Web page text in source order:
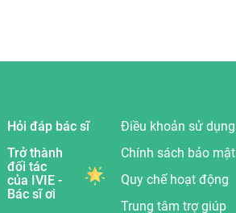
Hỏi đáp bác sĩ
Trở thành
đối tác
của IVIE -
Bác sĩ ơi
Điều khoản sử dụng
Chính sách bảo mật
Quy chế hoạt động
Trung tâm trợ giúp